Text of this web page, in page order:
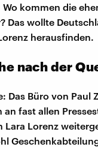
kommen die
Das wollte
herausfinden.
nach der
Das Büro von Paul
fast allen
Lara Lorenz